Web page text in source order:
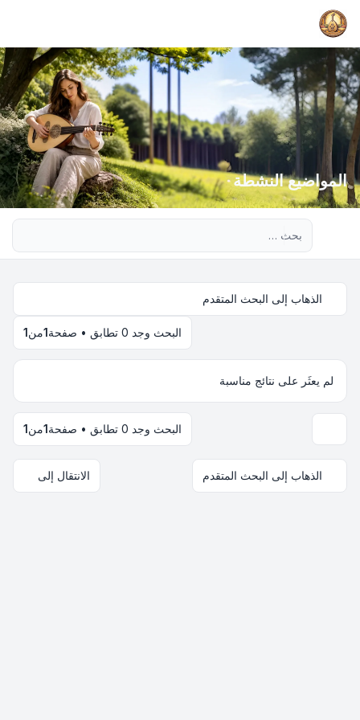
المواضيع النشطة
الذهاب إلى البحث المتقدم
البحث وجد 0 تطابق • صفحة 1من1
لم يعثَر على نتائج مناسبة
البحث وجد 0 تطابق • صفحة 1من1
الذهاب إلى البحث المتقدم الانتقال إلى